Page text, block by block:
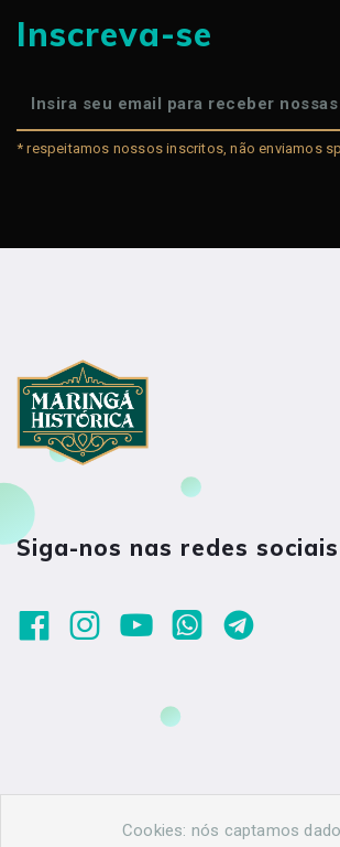
Inscreva-se
* respeitamos nossos inscritos, não enviamos
Siga-nos nas redes sociais
Cookies: nós captamos